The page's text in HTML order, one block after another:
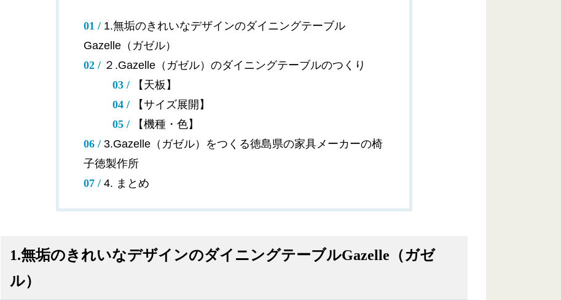
1.無垢のきれいなデザインのダイニングテーブル
Gazelle（ガゼル）
２.Gazelle（ガゼル）のダイニングテーブルのつくり
【天板】
【サイズ展開】
【機種・色】
3.Gazelle（ガゼル）をつくる徳島県の家具メーカーの椅
子徳製作所
4. まとめ
1.無垢のきれいなデザインのダイニングテーブルGazelle（ガゼ
ル）